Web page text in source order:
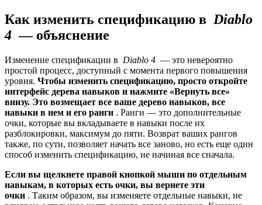
Как изменить спецификацию в Diablo
4 — объяснение
Изменение спецификации в Diablo 4 — это невероятно
простой процесс, доступный с момента первого повышения
уровня. Чтобы изменить спецификацию, просто откройте
интерфейс дерева навыков и нажмите «Вернуть все»
внизу. Это возмещает все ваше дерево навыков, все
навыки в нем и его ранги . Ранги — это дополнительные
очки, которые вы вкладываете в навыки после их
разблокировки, максимум до пяти. Возврат ваших рангов
также, по сути, позволяет начать все заново, но есть еще один
способ изменить спецификацию, не начиная все сначала.
Если вы щелкнете правой кнопкой мыши по отдельным
навыкам, в которых есть очки, вы вернете эти
очки . Таким образом, вы изменяете отдельные навыки, не